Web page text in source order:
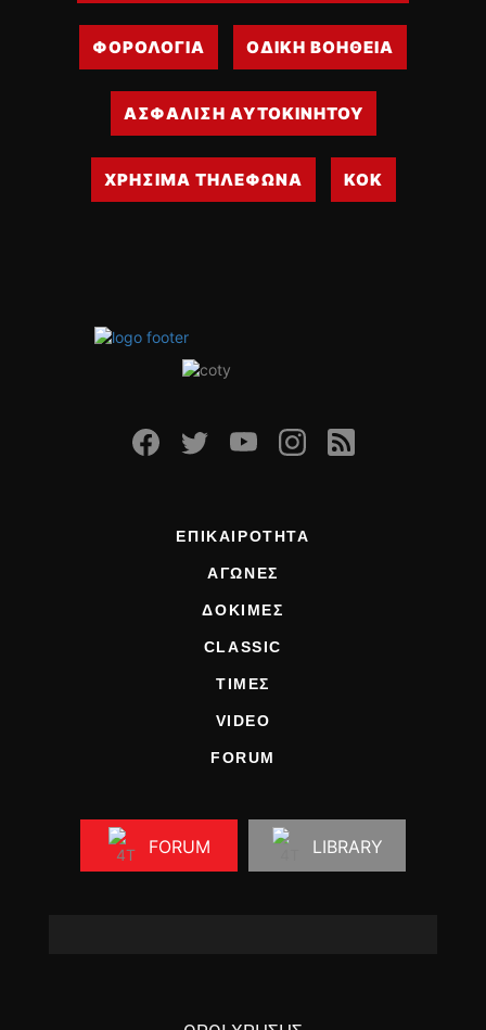
ΦΟΡΟΛΟΓΙΑ ΟΔΙΚΗ ΒΟΗΘΕΙΑ
ΑΣΦΑΛΙΣΗ ΑΥΤΟΚΙΝΗΤΟΥ
ΧΡΗΣΙΜΑ ΤΗΛΕΦΩΝΑ ΚΟΚ
ΕΠΙΚΑΙΡΟΤΗΤΑ
ΑΓΩΝΕΣ
ΔΟΚΙΜΕΣ
CLASSIC
ΤΙΜΕΣ
VIDEO
FORUM
FORUM LIBRARY